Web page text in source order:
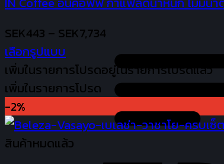
the
page
SEK443 – SEK7,734
range:
SEK443
through
เลือกรูปแบบ
This
product
has
multiple
variants.
เพิ่มในรายการโปรดอยู่ในรายการโปรดแล้ว
เพิ่มในรายการโปรด
-2%
สินค้าหมดแล้ว